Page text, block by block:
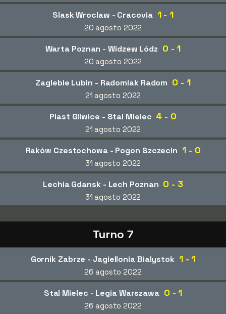
Slask Wroclaw - Cracovia 1 - 1
20 agosto 2022
Warta Poznan - Widzew Lódz 0 - 1
20 agosto 2022
Zaglebie Lubin - Radomiak Radom 0 - 1
21 agosto 2022
Piast Gliwice - Stal Mielec 4 - 0
21 agosto 2022
Raków Czestochowa - Pogon Szczecin 1 - 0
31 agosto 2022
Lechia Gdansk - Lech Poznan 0 - 3
31 agosto 2022
Turno 7
Gornik Zabrze - Jagiellonia Bialystok 1 - 1
26 agosto 2022
Stal Mielec - Legia Warszawa 0 - 1
26 agosto 2022